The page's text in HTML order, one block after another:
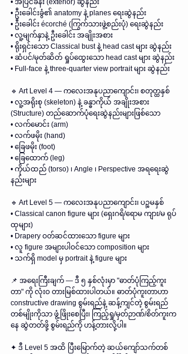
• အပြင်ခန်း (exterior) ဆွဲနည်း
• ဦးခေါင်းခွံ၏ anatomy နဲ့ planes ရေးဆွဲနည်း
• ဦးခေါင်း écorché (ကြွက်သားဖွဲ့စည်းပုံ) ရေးဆွဲနည်း
• လူ့မျက်နှာနဲ့ ဦးခေါင်း အချိုးအစား
• ရိုးရှင်းသော Classical bust နဲ့ head cast များ ဆွဲနည်း
• ဆံပင်/မုတ်ဆိတ် ရှုပ်ထွေးသော head cast များ ဆွဲနည်း
• Full-face နဲ့ three-quarter view portrait များ ဆွဲနည်း
🔹 Art Level 4 — ကလေးအနုပညာကျောင်း၊ စတုတ္ထနှစ်
• လူ့အရိုးစု (skeleton) နဲ့ ခန္ဓာကိုယ် အချိုးအစား
(Structure) တည်ဆောက်ပုံရေးဆွဲနည်းများဖြစ်သော
• လက်မောင်း (arm)
• လက်ဖမိုး (hand)
• ခြေဖမိုး (foot)
• ခြေထောက် (leg)
• ကိုယ်ထည် (torso) ၊ Angle ၊ Perspective အရရေးဆွဲ
နည်းများ
🔹 Art Level 5 — ကလေးအနုပညာကျောင်း၊ ပဉ္စမနှစ်
• Classical canon figure များ (ရှေးဂရိ/ရောမ ကျား/မ ရုပ်
ထုများ)
• Drapery ဝတ်ဆင်ထားသော figure များ
• လူ figure အများပါဝင်သော composition များ
• သက်ရှိ model မှ portrait နဲ့ figure များ
📌 အရေးကြီးချက် — ဒီ ၅ နှစ်လုံးမှာ "ဓာတ်ပုံကြည့်ကူး
တာ" ကို လုံးဝ တားမြစ်ထားပါတယ်။ ဓာတ်ပုံကူးတာဟာ
constructive drawing စွမ်းရည်နဲ့ ဆန့်ကျင်တဲ့ စွမ်းရည်
တစ်မျိုးကိုသာ ဖွံ့ဖြိုးစေပြီး၊ ကြည့်ရှု/မှတ်ဉာဏ်/စိတ်ကူးက
နေ ဆွဲတတ်ဖို့ စွမ်းရည်ကို ဟန့်တားလို့ပါ။
✦ ဒီ Level 5 အထိ ပြီးမြောက်တဲ့ ဆယ်ကျော်သက်တစ်